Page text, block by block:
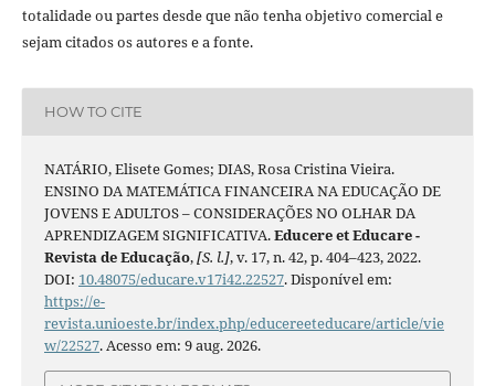
totalidade ou partes desde que não tenha objetivo comercial e
sejam citados os autores e a fonte.
HOW TO CITE
NATÁRIO, Elisete Gomes; DIAS, Rosa Cristina Vieira.
ENSINO DA MATEMÁTICA FINANCEIRA NA EDUCAÇÃO DE
JOVENS E ADULTOS – CONSIDERAÇÕES NO OLHAR DA
APRENDIZAGEM SIGNIFICATIVA.Educere et Educare -
Revista de Educação,[S. l.], v. 17, n. 42, p. 404–423, 2022.
DOI: 10.48075/educare.v17i42.22527. Disponível em:
https://e-
revista.unioeste.br/index.php/educereeteducare/article/vie
w/22527. Acesso em: 9 aug. 2026.